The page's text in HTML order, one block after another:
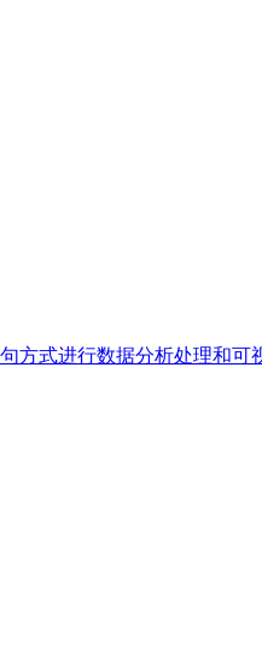
方式进行数据分析处理和可